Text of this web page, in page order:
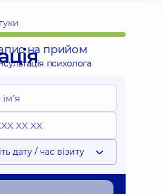
на прийом
психолога
дату / час візиту